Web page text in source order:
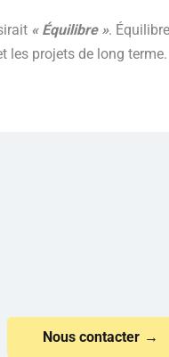
« Équilibre ».
les projets de long terme.
Nous contacter